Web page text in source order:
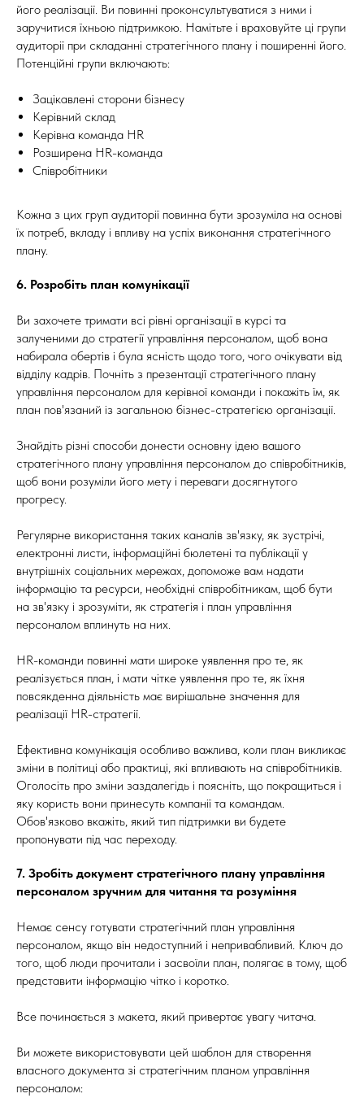
його реалізації. Ви повинні проконсультуватися з ними і
заручитися їхньою підтримкою. Намітьте і враховуйте ці групи
аудиторії при складанні стратегічного плану і поширенні його.
Потенційні групи включають:
Зацікавлені сторони бізнесу
Керівний склад
Керівна команда HR
Розширена HR-команда
Співробітники
Кожна з цих груп аудиторії повинна бути зрозуміла на основі
їх потреб, вкладу і впливу на успіх виконання стратегічного
плану.
6. Розробіть план комунікації
Ви захочете тримати всі рівні організації в курсі та
залученими до стратегії управління персоналом, щоб вона
набирала обертів і була ясність щодо того, чого очікувати від
відділу кадрів. Почніть з презентації стратегічного плану
управління персоналом для керівної команди і покажіть їм, як
план пов'язаний із загальною бізнес-стратегією організації.
Знайдіть різні способи донести основну ідею вашого
стратегічного плану управління персоналом до співробітників,
щоб вони розуміли його мету і переваги досягнутого
прогресу.
Регулярне використання таких каналів зв'язку, як зустрічі,
електронні листи, інформаційні бюлетені та публікації у
внутрішніх соціальних мережах, допоможе вам надати
інформацію та ресурси, необхідні співробітникам, щоб бути
на зв'язку і зрозуміти, як стратегія і план управління
персоналом вплинуть на них.
HR-команди повинні мати широке уявлення про те, як
реалізується план, і мати чітке уявлення про те, як їхня
повсякденна діяльність має вирішальне значення для
реалізації HR-стратегії.
Ефективна комунікація особливо важлива, коли план викликає
зміни в політиці або практиці, які впливають на співробітників.
Оголосіть про зміни заздалегідь і поясніть, що покращиться і
яку користь вони принесуть компанії та командам.
Обов'язково вкажіть, який тип підтримки ви будете
пропонувати під час переходу.
7. Зробіть документ стратегічного плану управління
персоналом зручним для читання та розуміння
Немає сенсу готувати стратегічний план управління
персоналом, якщо він недоступний і непривабливий. Ключ до
того, щоб люди прочитали і засвоїли план, полягає в тому, щоб
представити інформацію чітко і коротко.
Все починається з макета, який привертає увагу читача.
Ви можете використовувати цей шаблон для створення
власного документа зі стратегічним планом управління
персоналом: